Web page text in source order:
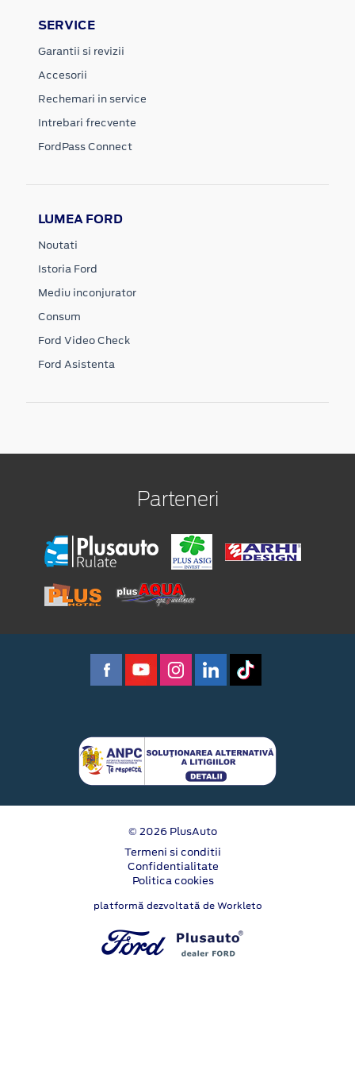
SERVICE
Garantii si revizii
Accesorii
Rechemari in service
Intrebari frecvente
FordPass Connect
LUMEA FORD
Noutati
Istoria Ford
Mediu inconjurator
Consum
Ford Video Check
Ford Asistenta
Parteneri
© 2026 PlusAuto
Termeni si conditii
Confidentialitate
Politica cookies
platformă dezvoltată de Workleto